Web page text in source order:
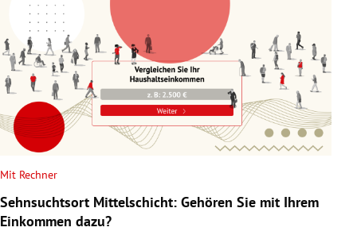
Mit Rechner
Sehnsuchtsort Mittelschicht: Gehören Sie mit Ihrem
Einkommen dazu?